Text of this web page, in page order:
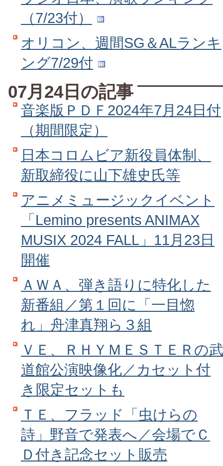
（7/23付）
オリコン、週間SG＆ALランキ
ング7/29付
07月24日の記事
音楽版ＰＤＦ2024年7月24日付
（期間限定）
日本コロムビア新役員体制、
新取締役に山下雄史氏等
アニメミュージックイベント
「Lemino presents ANIMAX
MUSIX 2024 FALL」11月23日
開催
ＡＷＡ、弾き語りに特化した
新番組／第１回に「一目惚
れ」舟津真翔ら３組
ＶＥ、ＲＨＹＭＥＳＴＥＲの武
道館公演映像化／カセット付
き限定セットも
ＴＥ、フラッド「虫けらの
詩」野音で発表へ／会場でＣ
Ｄ付き記念セット販売